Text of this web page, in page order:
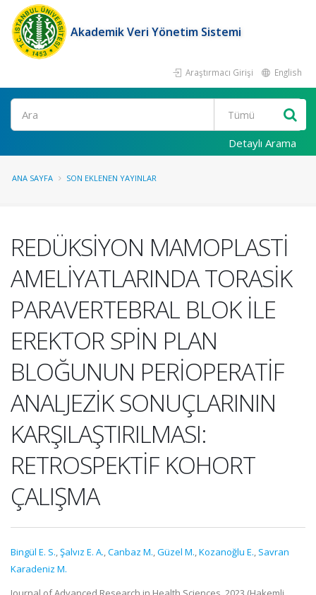
Akademik Veri Yönetim Sistemi
Araştırmacı Girişi English
Ara
Detaylı Arama
ANA SAYFA SON EKLENEN YAYINLAR
REDÜKSİYON MAMOPLASTİ
AMELİYATLARINDA TORASİK
PARAVERTEBRAL BLOK İLE
EREKTOR SPİN PLAN
BLOĞUNUN PERİOPERATİF
ANALJEZİK SONUÇLARININ
KARŞILAŞTIRILMASI:
RETROSPEKTİF KOHORT
ÇALIŞMA
Bingül E. S.,Şalvız E. A.,Canbaz M.,Güzel M.,Kozanoğlu E., Savran
Karadeniz M.